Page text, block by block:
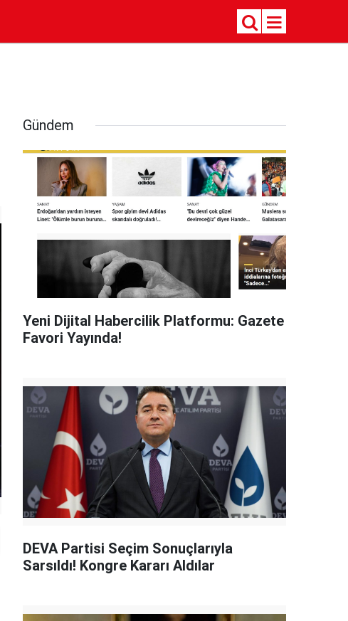
Gündem
Yeni Dijital Habercilik Platformu: Gazete
Favori Yayında!
DEVA Partisi Seçim Sonuçlarıyla
Sarsıldı! Kongre Kararı Aldılar